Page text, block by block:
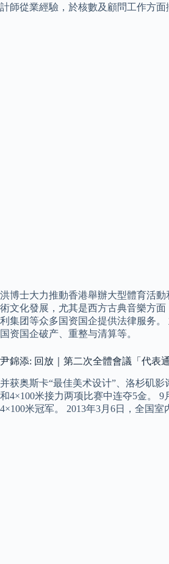
計師從業經驗，於核數及顧問工作方面
洪博士大力推動香港舉辦大型體育活
術文化發展，尤其是西方古典音樂方
利集团等众多国资国企提供法律服务
国资国企破产、重整与清算等。
尹錦添: 回放｜第二次全體會議「代表
并获奥斯卡“最佳美术设计”、洛杉矶
和4×100米接力两项比赛中连夺5金。
4×100米冠军。 2013年3月6日，全国